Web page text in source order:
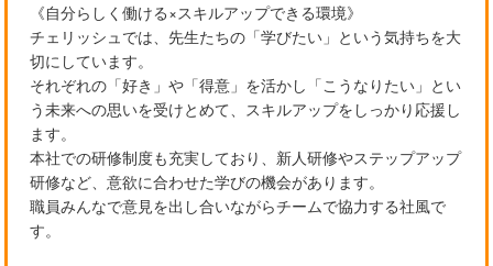
《自分らしく働ける×スキルアップできる環境》
チェリッシュでは、先生たちの「学びたい」という気持ちを大
切にしています。
それぞれの「好き」や「得意」を活かし「こうなりたい」とい
う未来への思いを受けとめて、スキルアップをしっかり応援し
ます。
本社での研修制度も充実しており、新人研修やステップアップ
研修など、意欲に合わせた学びの機会があります。
職員みんなで意見を出し合いながらチームで協力する社風で
す。